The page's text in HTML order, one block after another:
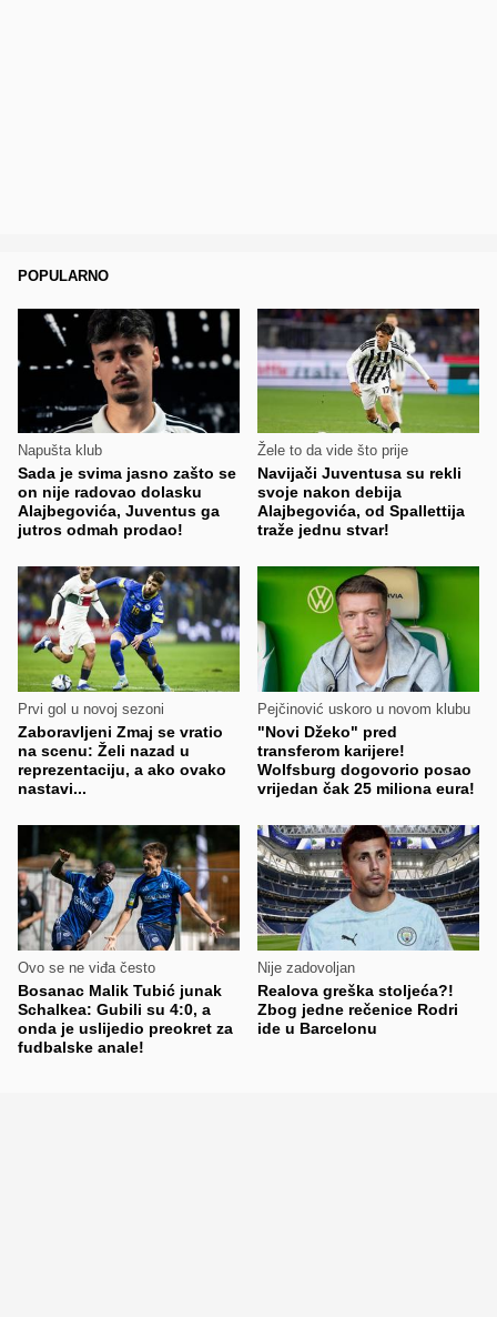
POPULARNO
Napušta klub
Sada je svima jasno zašto se
on nije radovao dolasku
Alajbegovića, Juventus ga
jutros odmah prodao!
Žele to da vide što prije
Navijači Juventusa su rekli
svoje nakon debija
Alajbegovića, od Spallettija
traže jednu stvar!
Prvi gol u novoj sezoni
Zaboravljeni Zmaj se vratio
na scenu: Želi nazad u
reprezentaciju, a ako ovako
nastavi...
Pejčinović uskoro u novom klubu
"Novi Džeko" pred
transferom karijere!
Wolfsburg dogovorio posao
vrijedan čak 25 miliona eura!
Ovo se ne viđa često
Bosanac Malik Tubić junak
Schalkea: Gubili su 4:0, a
onda je uslijedio preokret za
fudbalske anale!
Nije zadovoljan
Realova greška stoljeća?!
Zbog jedne rečenice Rodri
ide u Barcelonu